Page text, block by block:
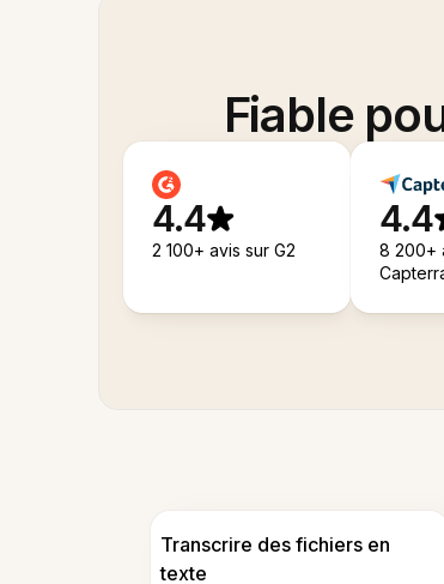
Fiable
4.4
2 100+ avis sur G2
4.4
8 200+
Transcrire des fichiers en
texte